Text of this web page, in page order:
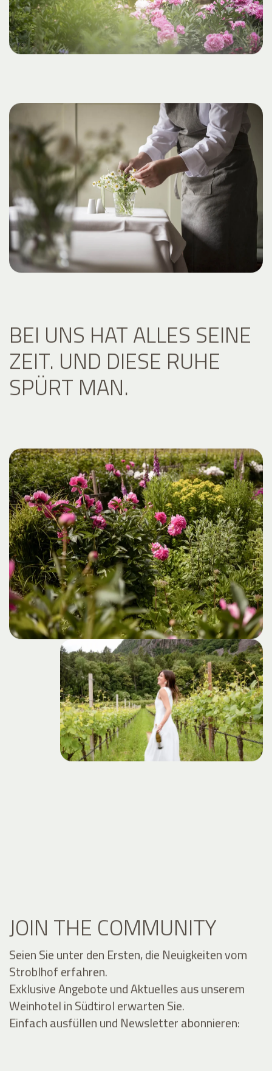
BEI UNS HAT ALLES SEINE
ZEIT. UND DIESE RUHE
SPÜRT MAN.
JOIN THE COMMUNITY
Seien Sie unter den Ersten, die Neuigkeiten vom
Stroblhof erfahren.
Exklusive Angebote und Aktuelles aus unserem
Weinhotel in Südtirol erwarten Sie.
Einfach ausfüllen und Newsletter abonnieren: